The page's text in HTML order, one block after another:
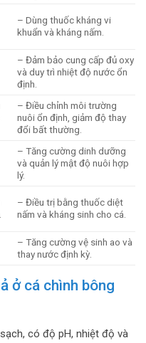
– Dùng thuốc kháng vi
khuẩn và kháng nấm.
– Đảm bảo cung cấp đủ oxy
và duy trì nhiệt độ nước ổn
định.
– Điều chỉnh môi trường
nuôi ổn định, giảm độ thay
đổi bất thường.
– Tăng cường dinh dưỡng
và quản lý mật độ nuôi hợp
lý.
– Điều trị bằng thuốc diệt
nấm và kháng sinh cho cá.
– Tăng cường vệ sinh ao và
thay nước định kỳ.
ở cá chình bông
có độ pH, nhiệt độ và